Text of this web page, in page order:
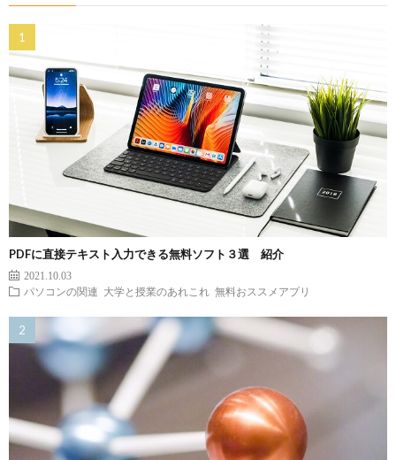
PDFに直接テキスト入力できる無料ソフト３選 紹介
2021.10.03
パソコンの関連
大学と授業のあれこれ 無料おススメアプリ